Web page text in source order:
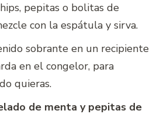
pepitas o bolitas de
con la espátula y sirva.
sobrante en un recipiente
en el congelor, para
quieras.
de menta y pepitas de